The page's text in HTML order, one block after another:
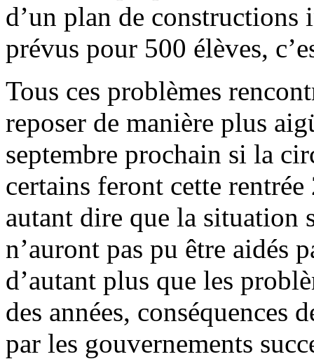
d’un plan de constructions
prévus pour 500 élèves,
Tous ces problèmes
reposer de manière plus
septembre prochain si la
certains feront cette
autant dire que la situation
n’auront pas pu être aidés
d’autant plus que les
des années, conséquences
par les gouvernements